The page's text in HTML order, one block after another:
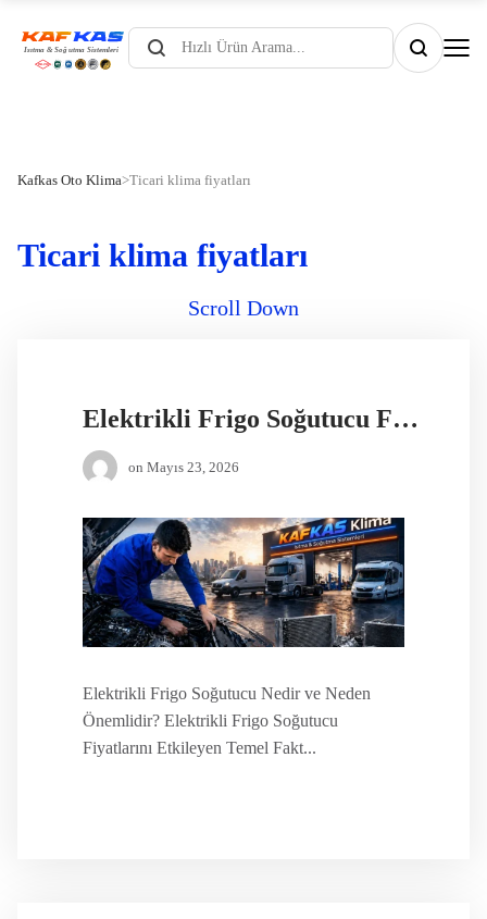
Products
search
Kafkas Oto Klima>Ticari klima fiyatları
Ticari klima fiyatları
Scroll Down
Elektrikli Frigo Soğutucu Fiyatları
on Mayıs 23, 2026
Elektrikli Frigo Soğutucu Nedir ve Neden
Önemlidir? Elektrikli Frigo Soğutucu
Fiyatlarını Etkileyen Temel Fakt...